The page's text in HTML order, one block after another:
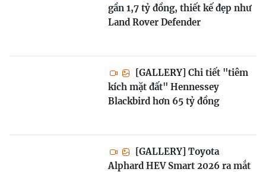
gần 1,7 tỷ đồng, thiết kế đẹp như
Land Rover Defender
[GALLERY] Chi tiết "tiêm
kích mặt đất" Hennessey
Blackbird hơn 65 tỷ đồng
[GALLERY] Toyota
Alphard HEV Smart 2026 ra mắt